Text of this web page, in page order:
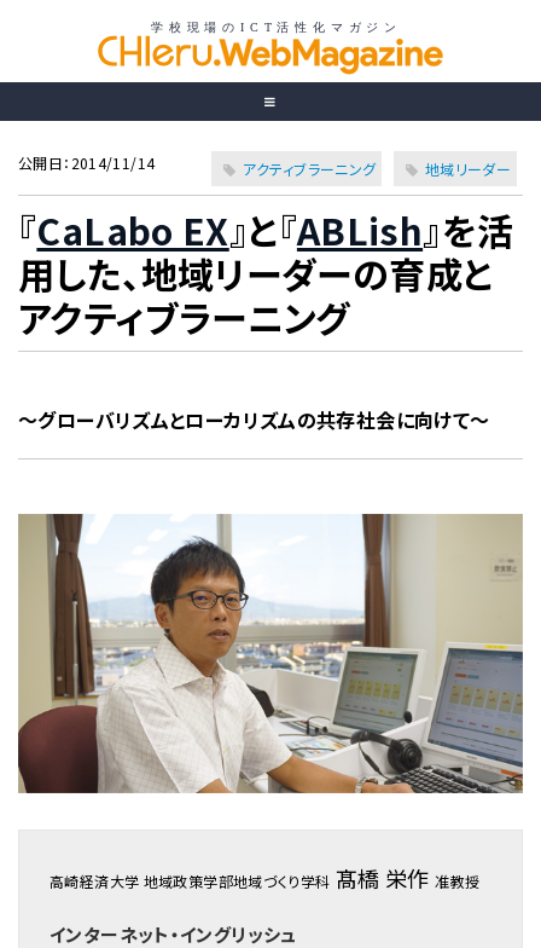
公開日：2014/11/14 アクティブラーニング 地域リーダー
『CaLabo EX』と『ABLish』を活
用した、地域リーダーの育成と
アクティブラーニング
～グローバリズムとローカリズムの共存社会に向けて～
高崎経済大学 地域政策学部地域づくり学科 髙橋 栄作准教授
インターネット・イングリッシュ